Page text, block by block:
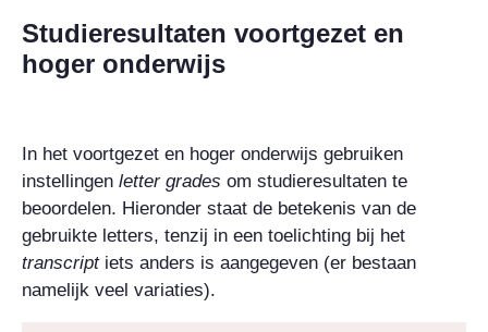
Studieresultaten voortgezet en
hoger onderwijs
In het voortgezet en hoger onderwijs gebruiken
instellingen letter grades om studieresultaten te
beoordelen. Hieronder staat de betekenis van de
gebruikte letters, tenzij in een toelichting bij het
transcriptiets anders is aangegeven (er bestaan
namelijk veel variaties).